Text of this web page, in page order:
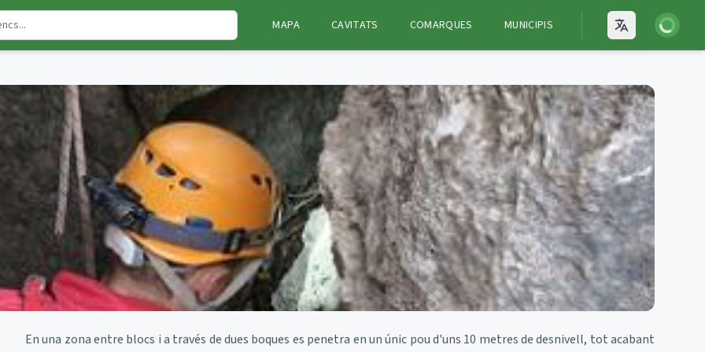
MAPA CAVITATS COMARQUES MUNICIPIS Open
Iniciar
En una zona entre blocs i a través de dues boques es penetra en un únic pou d'uns 10 metres de desnivell, tot acabant